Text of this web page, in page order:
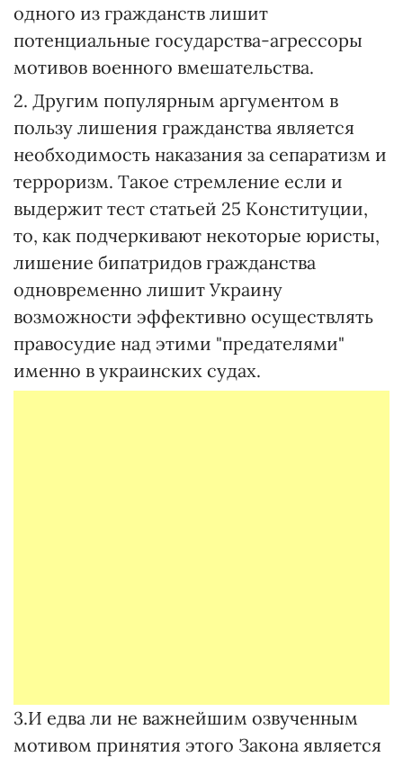
одного из гражданств лишит
потенциальные государства-агрессоры
мотивов военного вмешательства.
2. Другим популярным аргументом в
пользу лишения гражданства является
необходимость наказания за сепаратизм и
терроризм. Такое стремление если и
выдержит тест статьей 25 Конституции,
то, как подчеркивают некоторые юристы,
лишение бипатридов гражданства
одновременно лишит Украину
возможности эффективно осуществлять
правосудие над этими "предателями"
именно в украинских судах.
3.И едва ли не важнейшим озвученным
мотивом принятия этого Закона является